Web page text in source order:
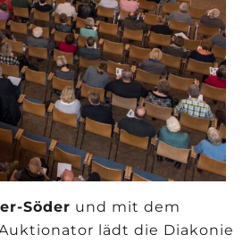
Söder und mit dem
lädt die Diakonie